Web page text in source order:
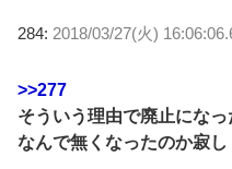
284: 2018/03/27(火)
>>277
そういう理由で廃止になっ
なんで無くなったのか寂